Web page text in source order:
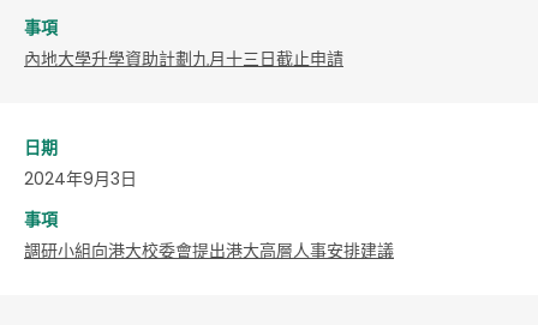
事項
內地大學升學資助計劃九月十三日截止申請
日期
2024年9月3日
事項
調研小組向港大校委會提出港大高層人事安排建議